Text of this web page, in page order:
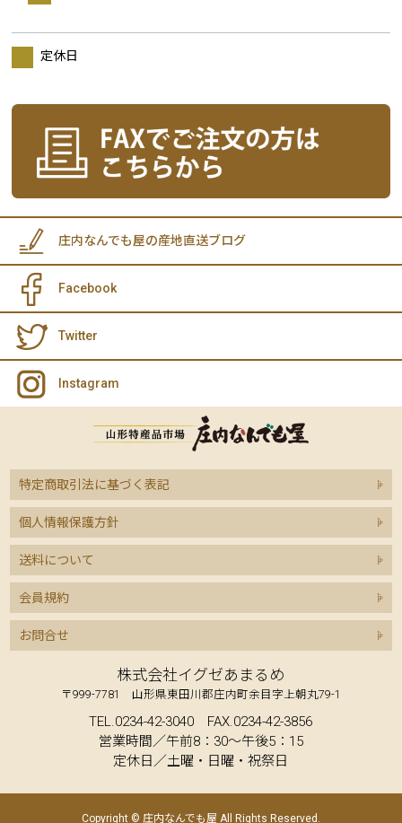
定休日
庄内なんでも屋の産地直送ブログ
Facebook
Twitter
Instagram
特定商取引法に基づく表記
個人情報保護方針
送料について
会員規約
お問合せ
株式会社イグゼあまるめ
〒999-7781 山形県東田川郡庄内町余目字上朝丸79-1
TEL.0234-42-3040 FAX.0234-42-3856
営業時間／午前8：30～午後5：15
定休日／土曜・日曜・祝祭日
Copyright © 庄内なんでも屋 All Rights Reserved.